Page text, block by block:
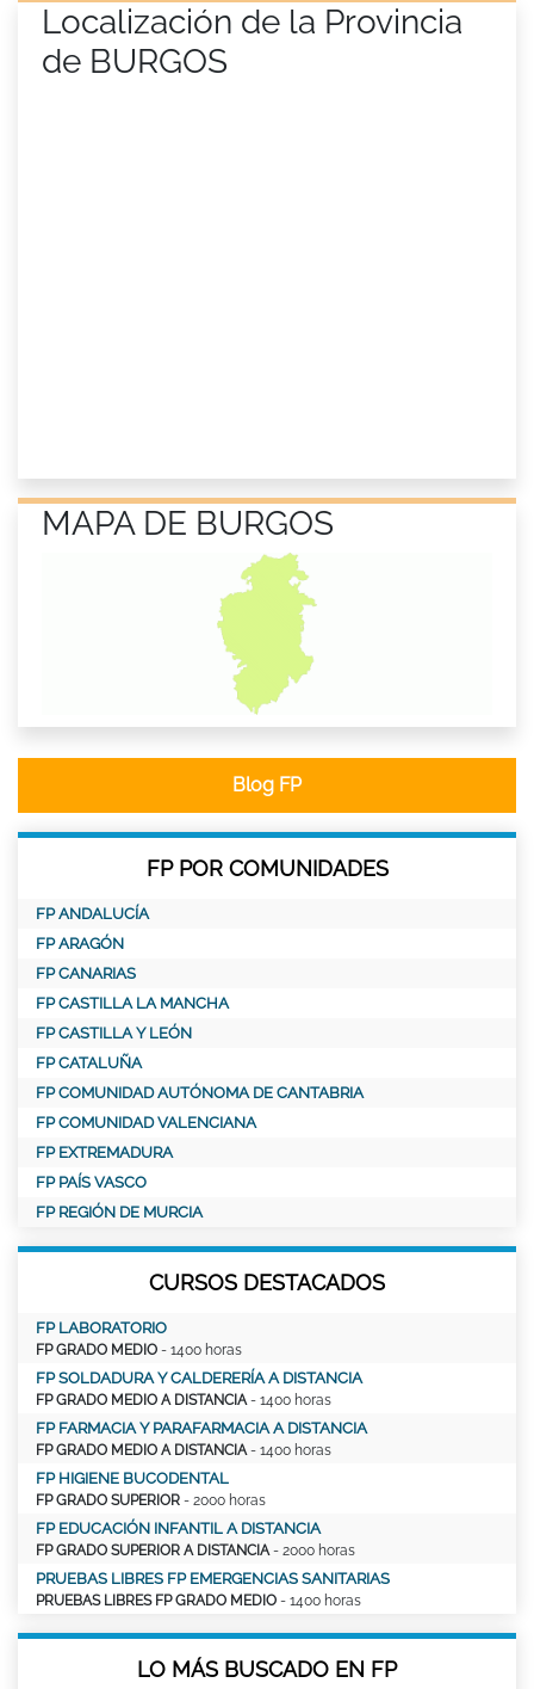
Localización de la Provincia
de BURGOS
MAPA DE BURGOS
Blog FP
FP POR COMUNIDADES
FP ANDALUCÍA
FP ARAGÓN
FP CANARIAS
FP CASTILLA LA MANCHA
FP CASTILLA Y LEÓN
FP CATALUÑA
FP COMUNIDAD AUTÓNOMA DE CANTABRIA
FP COMUNIDAD VALENCIANA
FP EXTREMADURA
FP PAÍS VASCO
FP REGIÓN DE MURCIA
CURSOS DESTACADOS
FP LABORATORIO
FP GRADO MEDIO - 1400 horas
FP SOLDADURA Y CALDERERÍA A DISTANCIA
FP GRADO MEDIO A DISTANCIA - 1400 horas
FP FARMACIA Y PARAFARMACIA A DISTANCIA
FP GRADO MEDIO A DISTANCIA - 1400 horas
FP HIGIENE BUCODENTAL
FP GRADO SUPERIOR - 2000 horas
FP EDUCACIÓN INFANTIL A DISTANCIA
FP GRADO SUPERIOR A DISTANCIA - 2000 horas
PRUEBAS LIBRES FP EMERGENCIAS SANITARIAS
PRUEBAS LIBRES FP GRADO MEDIO - 1400 horas
LO MÁS BUSCADO EN FP